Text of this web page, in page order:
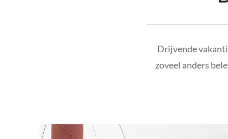
Drijvende
zoveel anders